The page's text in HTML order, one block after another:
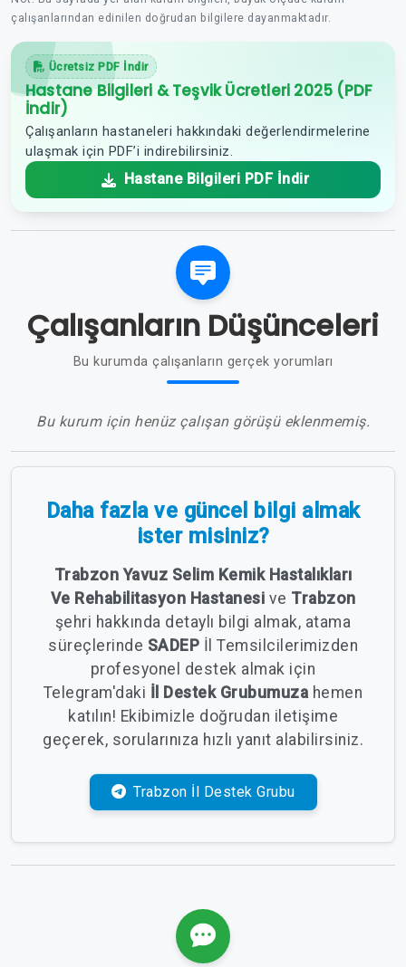
çalışanlarından edinilen doğrudan bilgilere dayanmaktadır.
Ücretsiz PDF İndir
Hastane Bilgileri & Teşvik Ücretleri 2025 (PDF
İndir)
Çalışanların hastaneleri hakkındaki değerlendirmelerine
ulaşmak için PDF’i indirebilirsiniz.
Hastane Bilgileri PDF İndir
Çalışanların Düşünceleri
Bu kurumda çalışanların gerçek yorumları
Bu kurum için henüz çalışan görüşü eklenmemiş.
Daha fazla ve güncel bilgi almak
ister misiniz?
Trabzon Yavuz Selim Kemik Hastalıkları
Ve Rehabilitasyon Hastanesi ve Trabzon
şehri hakkında detaylı bilgi almak, atama
süreçlerinde SADEP İl Temsilcilerimizden
profesyonel destek almak için
Telegram'daki İl Destek Grubumuza hemen
katılın! Ekibimizle doğrudan iletişime
geçerek, sorularınıza hızlı yanıt alabilirsiniz.
Trabzon İl Destek Grubu